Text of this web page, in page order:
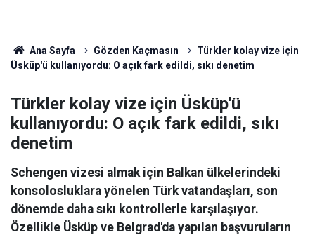
Ana Sayfa Gözden Kaçmasın
Türkler kolay vize için
Üsküp'ü kullanıyordu: O açık fark edildi, sıkı denetim
Türkler kolay vize için Üsküp'ü
kullanıyordu: O açık fark edildi, sıkı
denetim
Schengen vizesi almak için Balkan ülkelerindeki
konsolosluklara yönelen Türk vatandaşları, son
dönemde daha sıkı kontrollerle karşılaşıyor.
Özellikle Üsküp ve Belgrad'da yapılan başvuruların